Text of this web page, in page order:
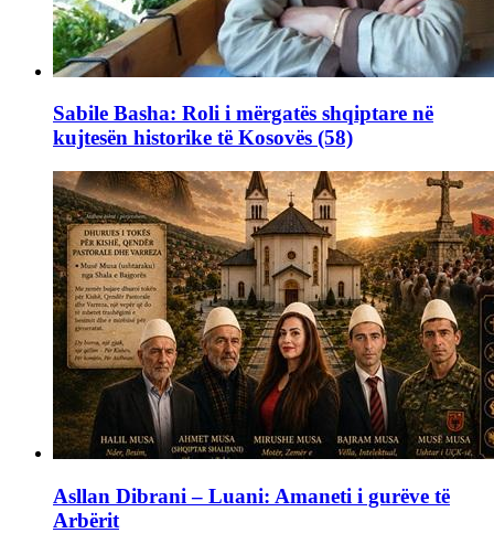
Sabile Basha: Roli i mërgatës shqiptare në
kujtesën historike të Kosovës (58)
Asllan Dibrani – Luani: Amaneti i gurëve të
Arbërit